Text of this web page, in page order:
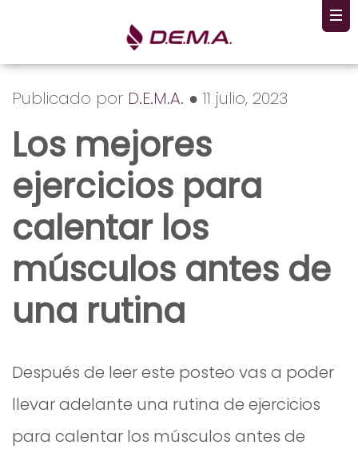
Publicado por D.E.M.A. ● 11 julio, 2023
Los mejores
ejercicios para
calentar los
músculos antes de
una rutina
Después de leer este posteo vas a poder
llevar adelante una rutina de ejercicios
para calentar los músculos antes de